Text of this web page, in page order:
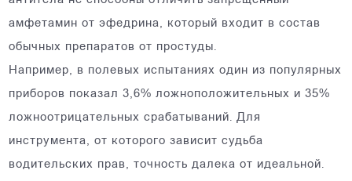
амфетамин от эфедрина, который входит в состав
обычных препаратов от простуды.
Например, в полевых испытаниях один из популярных
приборов показал 3,6% ложноположительных и 35%
ложноотрицательных срабатываний. Для
инструмента, от которого зависит судьба
водительских прав, точность далека от идеальной.